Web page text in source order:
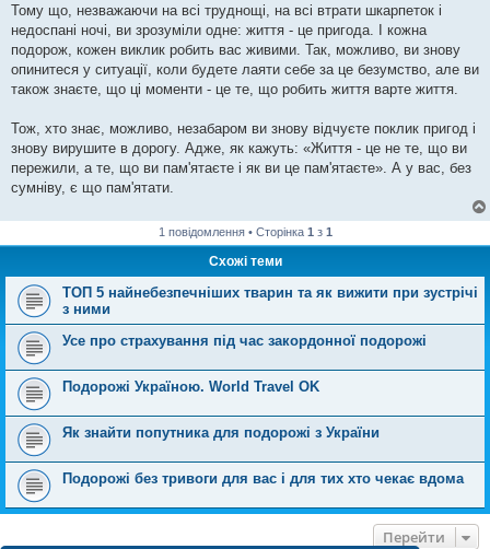
Тому що, незважаючи на всі труднощі, на всі втрати шкарпеток і
недоспані ночі, ви зрозуміли одне: життя - це пригода. І кожна
подорож, кожен виклик робить вас живими. Так, можливо, ви знову
опинитеся у ситуації, коли будете лаяти себе за це безумство, але ви
також знаєте, що ці моменти - це те, що робить життя варте життя.
Тож, хто знає, можливо, незабаром ви знову відчуєте поклик пригод і
знову вирушите в дорогу. Адже, як кажуть: «Життя - це не те, що ви
пережили, а те, що ви пам'ятаєте і як ви це пам'ятаєте». А у вас, без
сумніву, є що пам'ятати.
1 повідомлення • Сторінка 1 з 1
Схожі теми
ТОП 5 найнебезпечніших тварин та як вижити при зустрічі
з ними
Усе про страхування під час закордонної подорожі
Подорожі Україною. World Travel OK
Як знайти попутника для подорожі з України
Подорожі без тривоги для вас і для тих хто чекає вдома
Перейти